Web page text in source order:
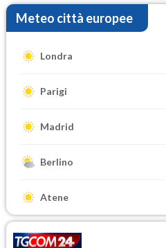
Meteo città europee
Londra
Parigi
Madrid
Berlino
Atene